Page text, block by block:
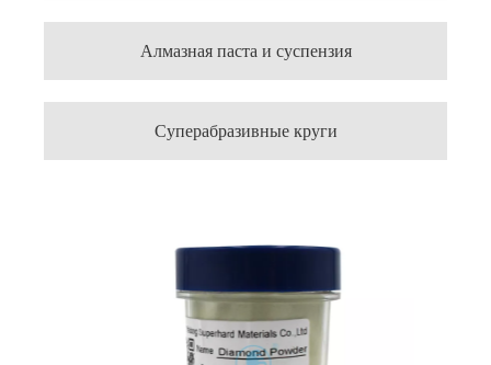
Алмазная паста и суспензия
Суперабразивные круги